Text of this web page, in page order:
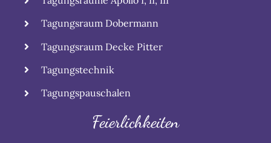
Tagungsraum Dobermann
Tagungsraum Decke Pitter
Tagungstechnik
Tagungspauschalen
Feierlichkeiten